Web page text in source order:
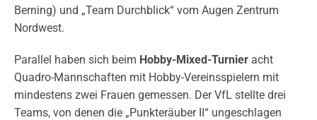
Berning) und „Team Durchblick“ vom Augen Zentrum
Nordwest.
Parallel haben sich beim Hobby-Mixed-Turnier acht
Quadro-Mannschaften mit Hobby-Vereinsspielern mit
mindestens zwei Frauen gemessen. Der VfL stellte drei
Teams, von denen die „Punkteräuber II“ ungeschlagen